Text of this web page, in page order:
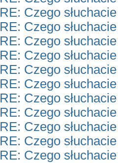
RE: Czego
RE: Czego
RE: Czego
RE: Czego
RE: Czego
RE: Czego
RE: Czego
RE: Czego
RE: Czego
RE: Czego
RE: Czego